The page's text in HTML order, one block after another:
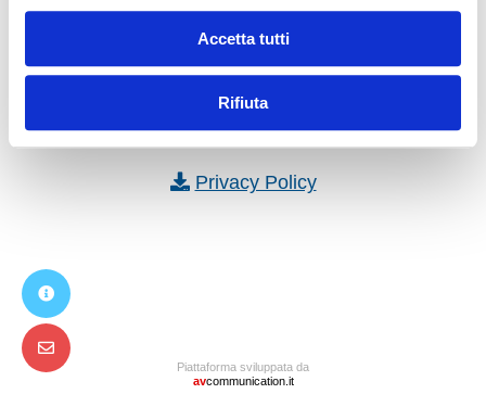
Accetta tutti
Rifiuta
Non sei registrato? Puoi farlo ora,
Scarica il Vademecum
Scopi e funzionamento della piattaforma
Privacy Policy
Piattaforma sviluppata da
avcommunication.it